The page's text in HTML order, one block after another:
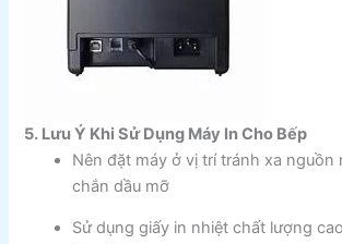
5. Lưu Ý Khi Sử Dụng Máy In Cho Bếp
Nên đặt máy ở vị trí tránh xa nguồn
chắn dầu mỡ
Sử dụng giấy in nhiệt chất lượng